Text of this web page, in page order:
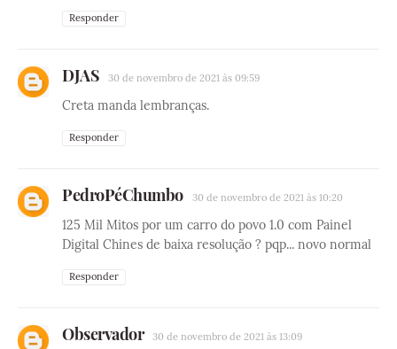
Responder
DJAS 30 de novembro de 2021 às 09:59
Creta manda lembranças.
Responder
PedroPéChumbo 30 de novembro de 2021 às 10:20
125 Mil Mitos por um carro do povo 1.0 com Painel
Digital Chines de baixa resolução ? pqp... novo normal
Responder
Observador 30 de novembro de 2021 às 13:09